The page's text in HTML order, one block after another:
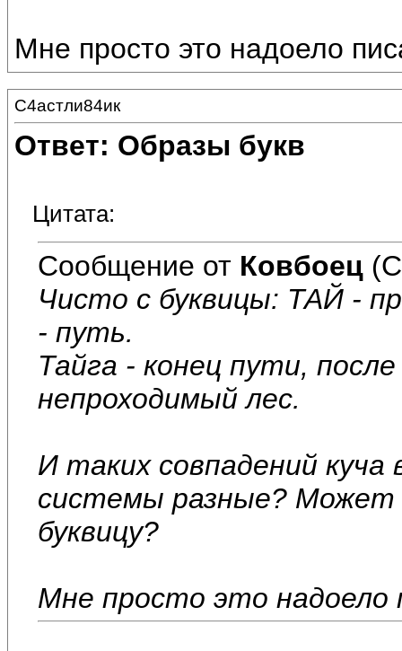
Мне просто это надоело
С4астли84ик
Ответ: Образы букв
Цитата:
Сообщение от Ковбоец
Чисто с буквицы: ТАЙ -
- путь.
Тайга - конец пути,
непроходимый лес.
И таких совпадений
системы разные?
буквицу?
Мне просто это надоело